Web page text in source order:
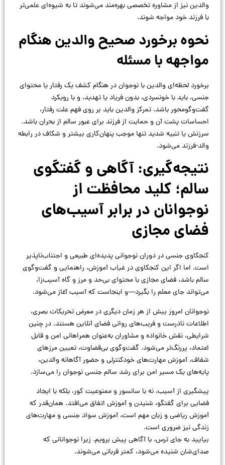
والدین نیز از مشاوره تخصصی بهره‌مند می‌شوند تا به شیوه‌ای علمی‌تر
با فرزند خود مواجه شوند.
نحوه برخورد صحیح والدین هنگام
مواجهه با مسئله
برخورد لحظه‌ای والدین با نوجوان در هنگام کشف یک رفتار یا محتوای
جنسی، باید با خونسردی، بدون فریاد یا تهدید، و با رویکرد
گفت‌وگومحور باشد. تمرکز والدین باید بر روی فهم علت رفتار،
احساسات پشت آن و حمایت از فرزند برای عبور سالم از بحران باشد.
سرزنش یا تنبیه شدید تنها موجب پنهان‌کاری بیشتر و شکاف در رابطه
والد-فرزند می‌شود.
نتیجه‌گیری: آگاهی و گفتگوی
سالم؛ کلید محافظت از
نوجوانان در برابر آسیب‌های
فضای مجازی
کنجکاوی جنسی در دوران نوجوانی پدیده‌ای طبیعی و اجتناب‌ناپذیر
است. اما اگر این کنجکاوی در غیاب آموزش، راهنمایی و گفت‌وگوی
سالم باشد، فضای مجازی با محتوای بی‌حد و مرز و گاه آسیب‌زا،
می‌تواند جای معلم را بگیرد—و اینجاست که آسیب آغاز می‌شود.
نوجوانان امروز بیش از هر زمان دیگری در معرض تحریکات بصری،
اطلاعات نادرست و فریب‌های روانی فضای آنلاین هستند. در چنین
شرایطی، نقش خانواده و مشاوران به‌عنوان همراهانی امن و قابل
اعتماد، پررنگ‌تر می‌شود. گفت‌وگوی بی‌قضاوت، تعیین مرزهای
شفاف، آموزش مهارت‌های خودکنترلی و حضور آگاهانه والدین،
پایه‌های یک مسیر امن برای رشد سالم جنسی نوجوان را می‌سازد.
پیشگیری از آسیب، نه با سانسور و ممنوعیت کور، بلکه با ایجاد
فضایی برای گفتگو، شنیدن و آموزش اتفاق می‌افتد. همان‌قدر که
آموزش ریاضی و زبان مهم است، آموزش سواد جنسی و مهارت‌های
زندگی نیز ضروری است.
بیایید به جای ترس، با آگاهی پیش برویم. زیرا نوجوانانی که
صدای‌شان شنیده می‌شود، کمتر قربانی می‌شوند.